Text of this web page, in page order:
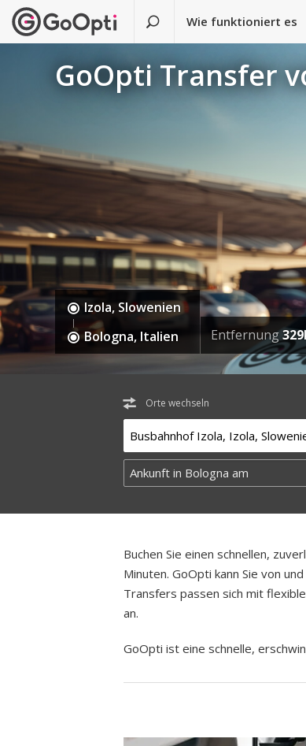
Wie funktioniert es
GoOpti Transfer
Izola, Slowenien
Bologna, Italien
Entfernung
Orte wechseln
Buchen Sie einen schnellen,
Minuten. GoOpti kann Sie von
Transfers passen sich mit
an.
GoOpti ist eine schnelle,